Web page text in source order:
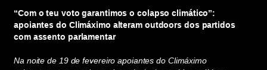
“Com o teu voto garantimos o colapso climático”:
apoiantes do Climáximo alteram outdoors dos partidos
com assento parlamentar
Na noite de 19 de fevereiro apoiantes do Climáximo